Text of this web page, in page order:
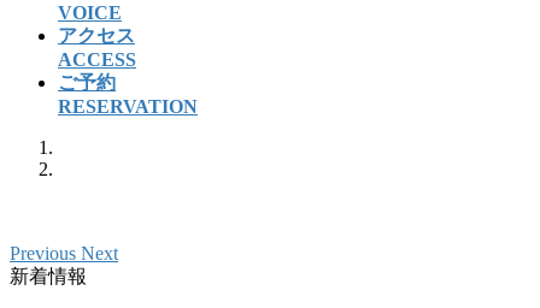
VOICE
アクセス
ACCESS
ご予約
RESERVATION
Previous Next
新着情報